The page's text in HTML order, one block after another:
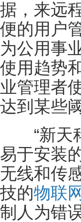
据，来远
便的用户
为公用事
使用趋势
业管理者
达到某些
“新天科
易于安装
无线和传
技的物联网
制人为错